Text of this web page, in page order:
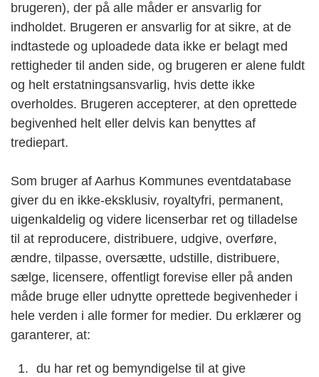
brugeren), der på alle måder er ansvarlig for
indholdet. Brugeren er ansvarlig for at sikre, at de
indtastede og uploadede data ikke er belagt med
rettigheder til anden side, og brugeren er alene fuldt
og helt erstatningsansvarlig, hvis dette ikke
overholdes. Brugeren accepterer, at den oprettede
begivenhed helt eller delvis kan benyttes af
trediepart.
Som bruger af Aarhus Kommunes eventdatabase
giver du en ikke-eksklusiv, royaltyfri, permanent,
uigenkaldelig og videre licenserbar ret og tilladelse
til at reproducere, distribuere, udgive, overføre,
ændre, tilpasse, oversætte, udstille, distribuere,
sælge, licensere, offentligt forevise eller på anden
måde bruge eller udnytte oprettede begivenheder i
hele verden i alle former for medier. Du erklærer og
garanterer, at:
du har ret og bemyndigelse til at give